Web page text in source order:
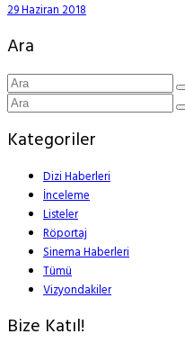
29 Haziran 2018
Ara
Kategoriler
Dizi Haberleri
İnceleme
Listeler
Röportaj
Sinema Haberleri
Tümü
Vizyondakiler
Bize Katıl!